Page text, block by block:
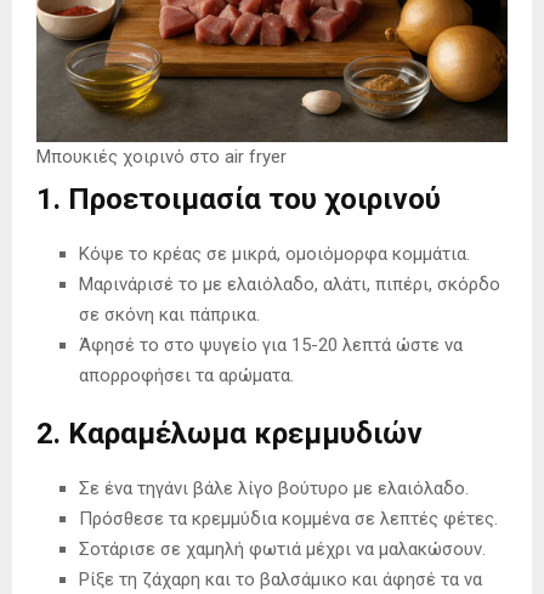
Μπουκιές χοιρινό στο air fryer
1. Προετοιμασία του χοιρινού
Κόψε το κρέας σε μικρά, ομοιόμορφα κομμάτια.
Μαρινάρισέ το με ελαιόλαδο, αλάτι, πιπέρι, σκόρδο
σε σκόνη και πάπρικα.
Άφησέ το στο ψυγείο για 15-20 λεπτά ώστε να
απορροφήσει τα αρώματα.
2. Καραμέλωμα κρεμμυδιών
Σε ένα τηγάνι βάλε λίγο βούτυρο με ελαιόλαδο.
Πρόσθεσε τα κρεμμύδια κομμένα σε λεπτές φέτες.
Σοτάρισε σε χαμηλή φωτιά μέχρι να μαλακώσουν.
Ρίξε τη ζάχαρη και το βαλσάμικο και άφησέ τα να